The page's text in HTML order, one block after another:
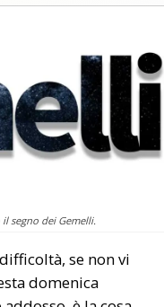
segno dei Gemelli.
se non vi
domenica